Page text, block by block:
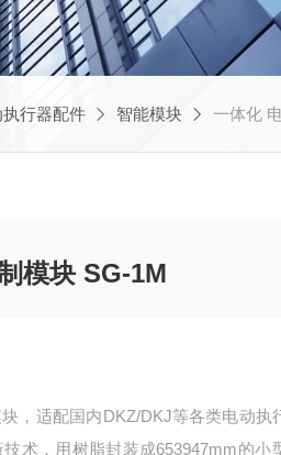
执行器配件 智能模块 一体化 电子式 电动执行器控制
模块 SG-1M
，适配国内DKZ/DKJ等各类电动执
术，用树脂封装成653947mm的小